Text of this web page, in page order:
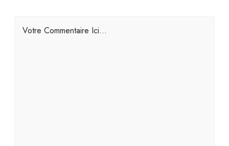
Votre Commentaire Ici...